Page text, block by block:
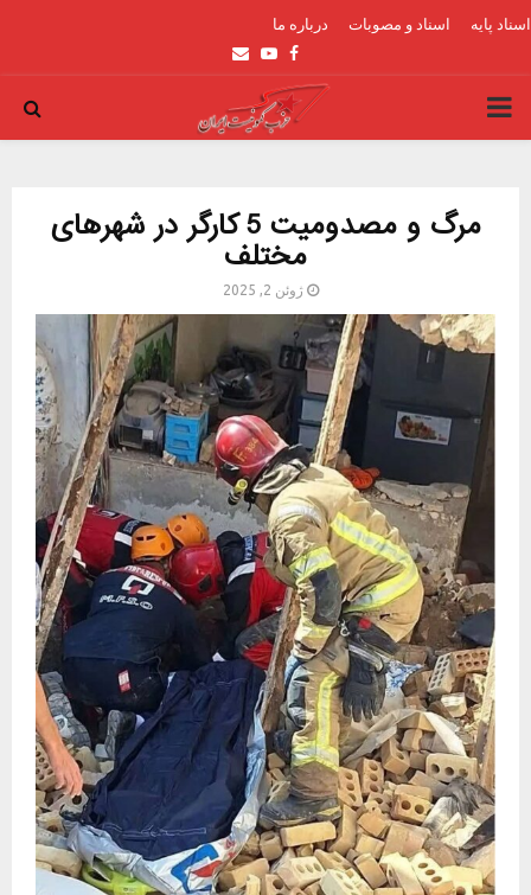
اسناد پایه اسناد و مصوبات درباره ما
Facebook
Youtube
Email
PRIMARY
مرگ و مصدومیت 5 کارگر در شهرهای
مختلف
ژوئن 2, 2025